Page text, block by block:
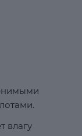
влагу